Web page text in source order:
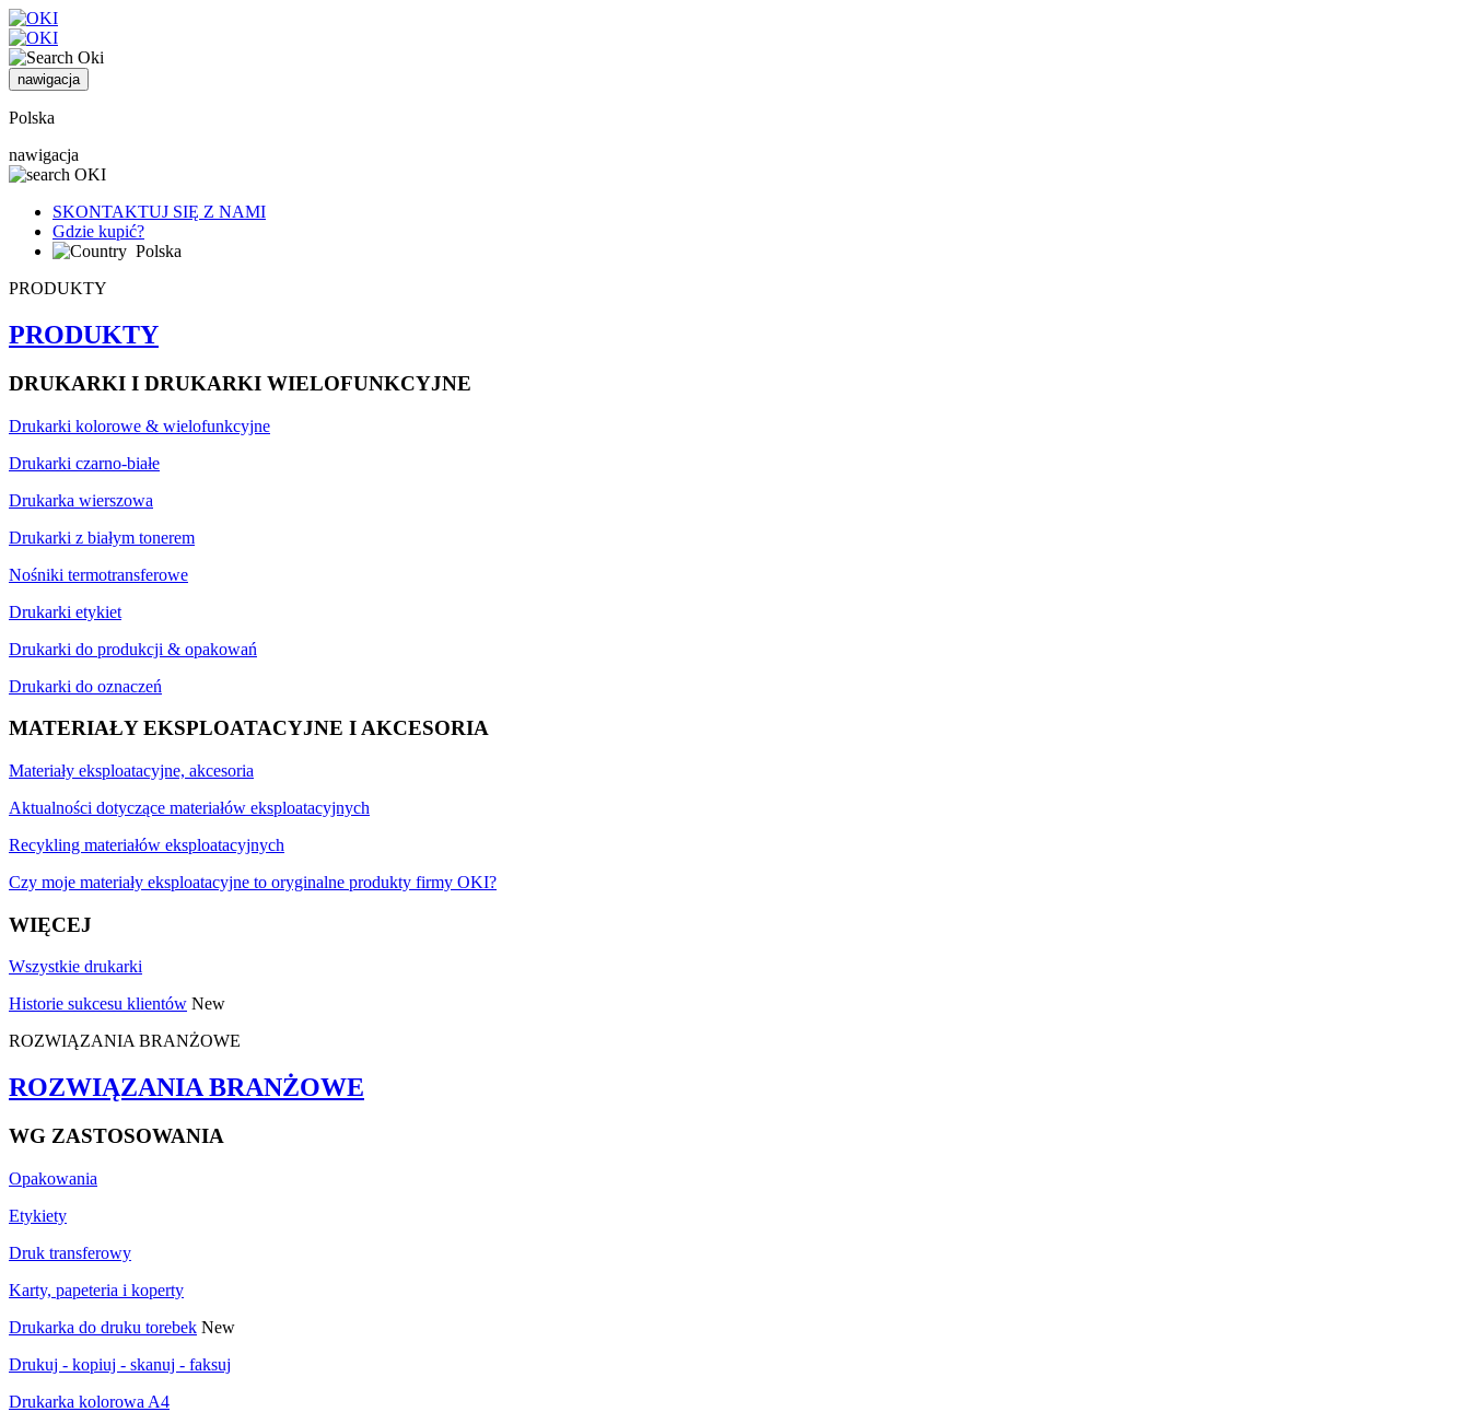
nawigacja
Polska
nawigacja
SKONTAKTUJ SIĘ Z NAMI
Gdzie kupić?
Polska
PRODUKTY
PRODUKTY
DRUKARKI I DRUKARKI WIELOFUNKCYJNE
Drukarki kolorowe & wielofunkcyjne
Drukarki czarno-białe
Drukarka wierszowa
Drukarki z białym tonerem
Nośniki termotransferowe
Drukarki etykiet
Drukarki do produkcji & opakowań
Drukarki do oznaczeń
MATERIAŁY EKSPLOATACYJNE I AKCESORIA
Materiały eksploatacyjne, akcesoria
Aktualności dotyczące materiałów eksploatacyjnych
Recykling materiałów eksploatacyjnych
Czy moje materiały eksploatacyjne to oryginalne produkty firmy OKI?
WIĘCEJ
Wszystkie drukarki
Historie sukcesu klientów New
ROZWIĄZANIA BRANŻOWE
ROZWIĄZANIA BRANŻOWE
WG ZASTOSOWANIA
Opakowania
Etykiety
Druk transferowy
Karty, papeteria i koperty
Drukarka do druku torebek New
Drukuj - kopiuj - skanuj - faksuj
Drukarka kolorowa A4